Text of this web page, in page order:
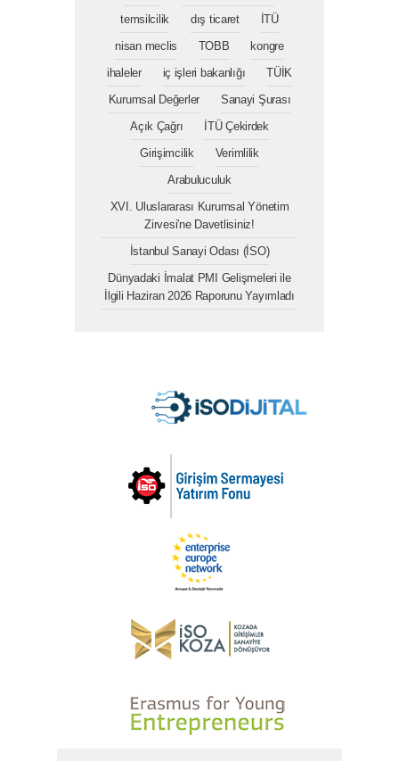
temsilcilik
dış ticaret
İTÜ
nisan meclis
TOBB
kongre
ihaleler
iç işleri bakanlığı
TÜİK
Kurumsal Değerler
Sanayi Şurası
Açık Çağrı
İTÜ Çekirdek
Girişimcilik
Verimlilik
Arabuluculuk
XVI. Uluslararası Kurumsal Yönetim
Zirvesi'ne Davetlisiniz!
İstanbul Sanayi Odası (İSO)
Dünyadaki İmalat PMI Gelişmeleri ile
İlgili Haziran 2026 Raporunu Yayımladı